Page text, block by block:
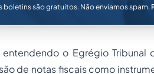
boletins são gratuitos. Não enviamos spam.
o Egrégio
de notas fiscais como